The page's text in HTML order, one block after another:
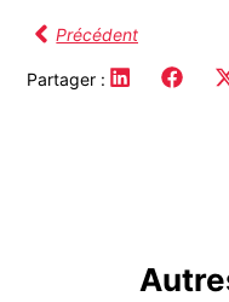
Précédent
Partager :